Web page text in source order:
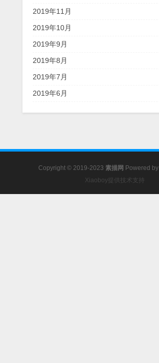
2019年11月
2019年10月
2019年9月
2019年8月
2019年7月
2019年6月
Copyright © 2019-2023 素描网 Powered by
Xiaoboy提供技术支持